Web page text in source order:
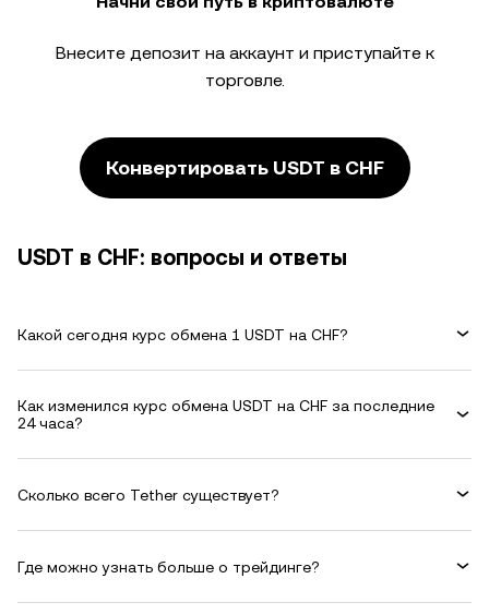
Внесите депозит на аккаунт и приступайте к
торговле.
Конвертировать USDT в CHF
USDT в CHF: вопросы и ответы
Какой сегодня курс обмена 1 USDT на CHF?
Как изменился курс обмена USDT на CHF за последние
24 часа?
Сколько всего Tether существует?
Где можно узнать больше о трейдинге?